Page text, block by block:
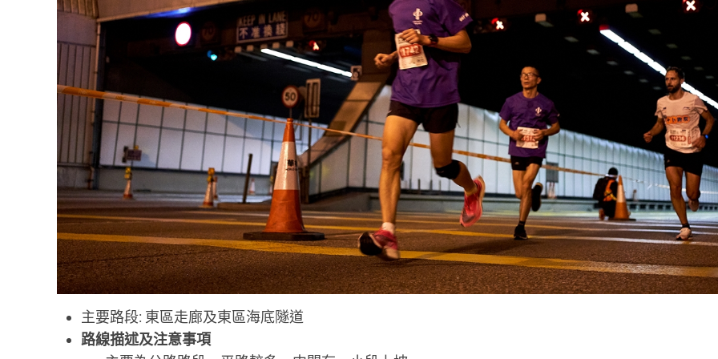
主要路段: 東區走廊及東區海底隧道
路線描述及注意事項